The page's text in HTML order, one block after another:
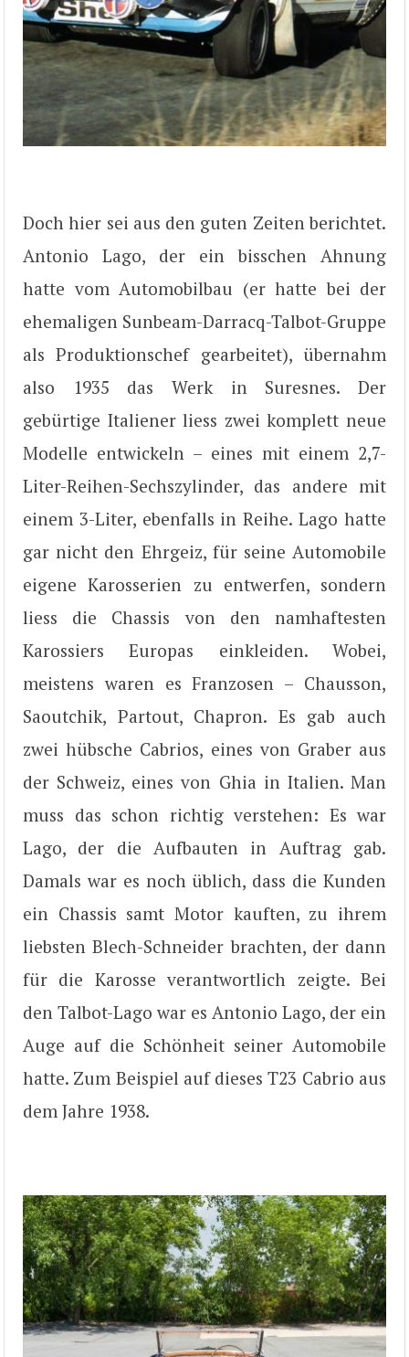
Doch hier sei aus den guten Zeiten berichtet.
Antonio Lago, der ein bisschen Ahnung
hatte vom Automobilbau (er hatte bei der
ehemaligen Sunbeam-Darracq-Talbot-Gruppe
als Produktionschef gearbeitet), übernahm
also 1935 das Werk in Suresnes. Der
gebürtige Italiener liess zwei komplett neue
Modelle entwickeln – eines mit einem 2,7-
Liter-Reihen-Sechszylinder, das andere mit
einem 3-Liter, ebenfalls in Reihe. Lago hatte
gar nicht den Ehrgeiz, für seine Automobile
eigene Karosserien zu entwerfen, sondern
liess die Chassis von den namhaftesten
Karossiers Europas einkleiden. Wobei,
meistens waren es Franzosen – Chausson,
Saoutchik, Partout, Chapron. Es gab auch
zwei hübsche Cabrios, eines von Graber aus
der Schweiz, eines von Ghia in Italien. Man
muss das schon richtig verstehen: Es war
Lago, der die Aufbauten in Auftrag gab.
Damals war es noch üblich, dass die Kunden
ein Chassis samt Motor kauften, zu ihrem
liebsten Blech-Schneider brachten, der dann
für die Karosse verantwortlich zeigte. Bei
den Talbot-Lago war es Antonio Lago, der ein
Auge auf die Schönheit seiner Automobile
hatte. Zum Beispiel auf dieses T23 Cabrio aus
dem Jahre 1938.